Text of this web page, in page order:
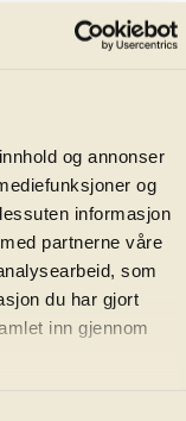
og annonser
og
informasjon
partnerne våre
som
du har gjort
inn gjennom
de Florence